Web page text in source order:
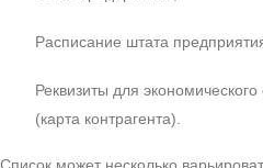
Расписание штата
Реквизиты для
(карта контрагента).
Список может несколько